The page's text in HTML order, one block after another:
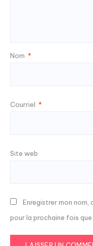
Nom *
Courriel *
Site web
Enregistrer mon
pour la prochaine fois que